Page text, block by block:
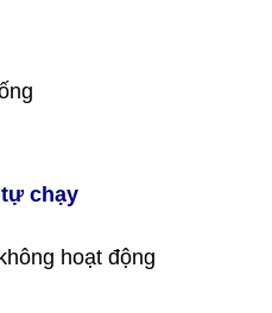
chạy
hoạt động